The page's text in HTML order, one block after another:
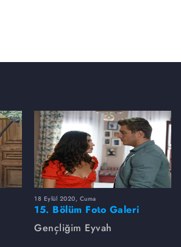
18 Eylül 2020, Cuma
15. Bölüm Foto Galeri
Gençliğim Eyvah